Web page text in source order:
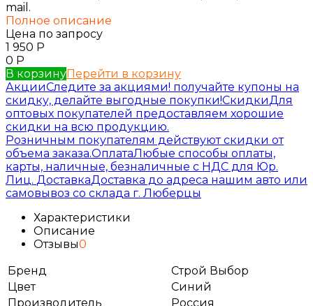
mail.
Полное описание
Цена по запросу
1 950 Р
0 Р
В корзинуПерейти в корзину
АкцииСледите за акциями! получайте купоны на
скидку, делайте выгодные покупки!СкидкиДля
оптовых покупателей предоставляем хорошие
скидки на всю продукцию.
Розничным покупателям действуют скидки от
объема заказа.ОплатаЛюбые способы оплаты,
карты, наличные, безналичные с НДС для Юр.
Лиц. ДоставкаДоставка до адреса нашим авто или
самовывоз со склада г. Люберцы
Характеристики
Описание
Отзывы0
Бренд
Строй Выбор
Цвет
Синий
Производитель
Россия